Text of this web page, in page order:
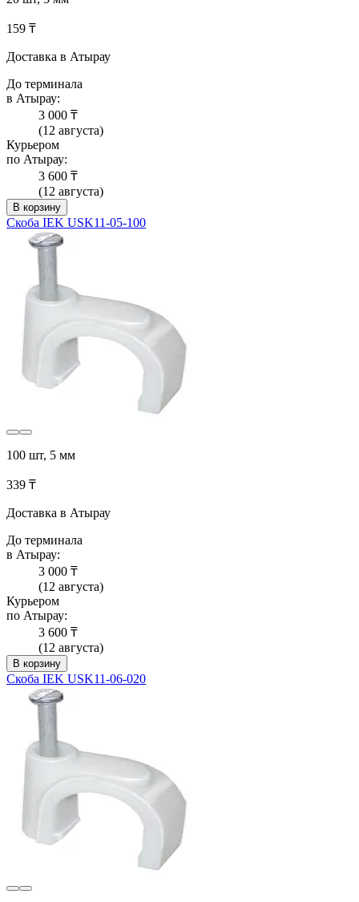
159 ₸
Доставка в Атырау
До терминала
в Атырау:
3 000 ₸
(12 августа)
Курьером
по Атырау:
3 600 ₸
(12 августа)
В корзину
Скоба IEK USK11-05-100
100 шт, 5 мм
339 ₸
Доставка в Атырау
До терминала
в Атырау:
3 000 ₸
(12 августа)
Курьером
по Атырау:
3 600 ₸
(12 августа)
В корзину
Скоба IEK USK11-06-020